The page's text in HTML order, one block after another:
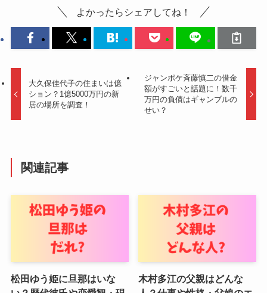
よかったらシェアしてね！
大久保佳代子の住まいは億
ション？1億5000万円の新
居の場所を調査！
ジャンポケ斉藤慎二の借金
額がすごいと話題に！数千
万円の負債はギャンブルの
せい？
関連記事
松田ゆう姫に旦那はいな
木村多江の父親はどんな